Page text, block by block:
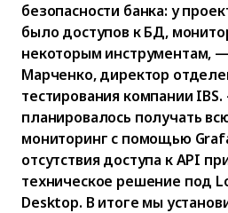
безопасности банка: у
было доступов к БД,
некоторым инструментам,
Марченко, директор
тестирования компании
планировалось получать
мониторинг с помощью
отсутствия доступа к API
техническое решение под
Desktop. В итоге мы